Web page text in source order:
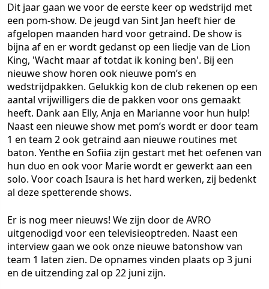
Dit jaar gaan we voor de eerste keer op wedstrijd met
een pom-show. De jeugd van Sint Jan heeft hier de
afgelopen maanden hard voor getraind. De show is
bijna af en er wordt gedanst op een liedje van de Lion
King, 'Wacht maar af totdat ik koning ben'. Bij een
nieuwe show horen ook nieuwe pom’s en
wedstrijdpakken. Gelukkig kon de club rekenen op een
aantal vrijwilligers die de pakken voor ons gemaakt
heeft. Dank aan Elly, Anja en Marianne voor hun hulp!
Naast een nieuwe show met pom’s wordt er door team
1 en team 2 ook getraind aan nieuwe routines met
baton. Yenthe en Sofiia zijn gestart met het oefenen van
hun duo en ook voor Marie wordt er gewerkt aan een
solo. Voor coach Isaura is het hard werken, zij bedenkt
al deze spetterende shows.
Er is nog meer nieuws! We zijn door de AVRO
uitgenodigd voor een televisieoptreden. Naast een
interview gaan we ook onze nieuwe batonshow van
team 1 laten zien. De opnames vinden plaats op 3 juni
en de uitzending zal op 22 juni zijn.